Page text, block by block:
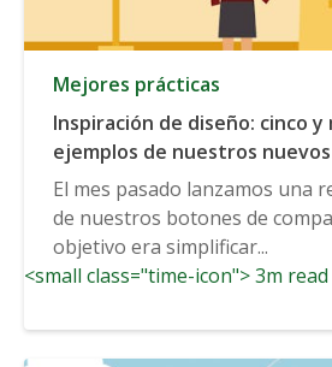
Mejores prácticas
Inspiración de diseño: cinco
ejemplos de nuestros
en la naturaleza
El mes pasado lanzamos una
de nuestros botones de
objetivo era simplificar...
<small class="time-icon"> 3m